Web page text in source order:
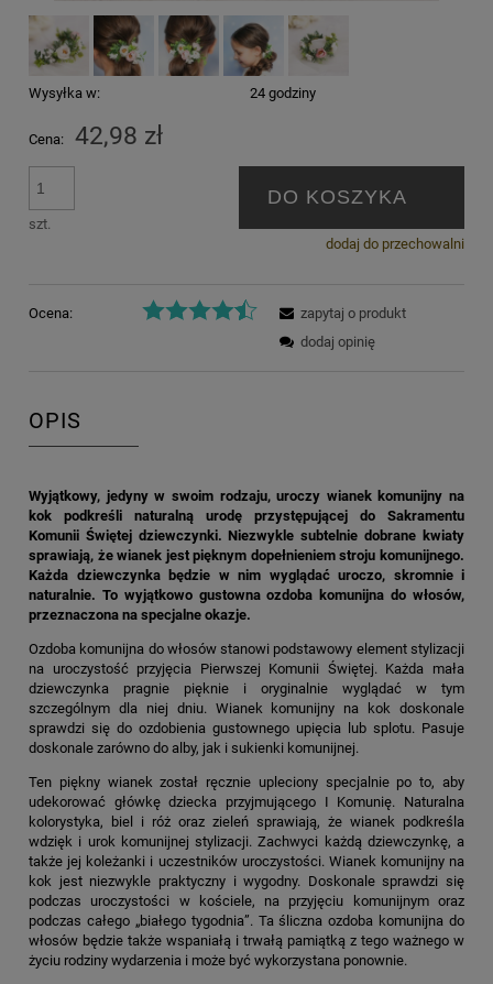
Wysyłka w: 24 godziny
Cena: 42,98 zł
szt.
DO KOSZYKA
dodaj do przechowalni
Ocena:
zapytaj o produkt
dodaj opinię
OPIS
Wyjątkowy, jedyny w swoim rodzaju, uroczy wianek komunijny na
kok podkreśli naturalną urodę przystępującej do Sakramentu
Komunii Świętej dziewczynki. Niezwykle subtelnie dobrane kwiaty
sprawiają, że wianek jest pięknym dopełnieniem stroju komunijnego.
Każda dziewczynka będzie w nim wyglądać uroczo, skromnie i
naturalnie. To wyjątkowo gustowna ozdoba komunijna do włosów,
przeznaczona na specjalne okazje.
Ozdoba komunijna do włosów stanowi podstawowy element stylizacji
na uroczystość przyjęcia Pierwszej Komunii Świętej. Każda mała
dziewczynka pragnie pięknie i oryginalnie wyglądać w tym
szczególnym dla niej dniu. Wianek komunijny na kok doskonale
sprawdzi się do ozdobienia gustownego upięcia lub splotu. Pasuje
doskonale zarówno do alby, jak i sukienki komunijnej.
Ten piękny wianek został ręcznie upleciony specjalnie po to, aby
udekorować główkę dziecka przyjmującego I Komunię. Naturalna
kolorystyka, biel i róż oraz zieleń sprawiają, że wianek podkreśla
wdzięk i urok komunijnej stylizacji. Zachwyci każdą dziewczynkę, a
także jej koleżanki i uczestników uroczystości. Wianek komunijny na
kok jest niezwykle praktyczny i wygodny. Doskonale sprawdzi się
podczas uroczystości w kościele, na przyjęciu komunijnym oraz
podczas całego „białego tygodnia”. Ta śliczna ozdoba komunijna do
włosów będzie także wspaniałą i trwałą pamiątką z tego ważnego w
życiu rodziny wydarzenia i może być wykorzystana ponownie.